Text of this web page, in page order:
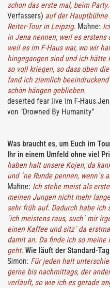
schon das erste mal, beim
Verfassers) auf der
Reiter-Tour in Leipzig. Mahne:
in Jena nennen, weil es
weil es im F-Haus war, wo wir
hingegangen sind und ich hätte
so voll kriegen, so dass oben
fand ich ziemlich
schön hängen geblieben.
deserted fear live im F-Haus
von "Drowned By Humanity"
Was braucht es, um Euch im
Ihr in einem Umfeld ohne viel
haben halt unsere Kojen, da
und ´ne Runde pennen, wenn´s
Mahne: Ich stehe meist als
meinen Jungen nicht mehr
sehr früh auf. Dadurch habe ich
´ich meistens raus, such´ mir
einen Kaffee und sitz´ da
damit an. Da finde ich so meine
geht. Wie läuft der Standard-
Simon: Für jeden halt
gerne bis nachmittags, der
verläuft, so wie ich es gerade